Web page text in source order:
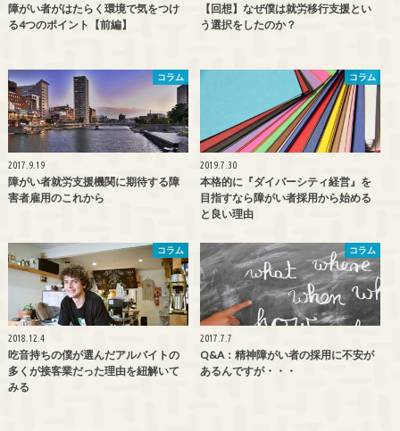
障がい者がはたらく環境で気をつけ
る4つのポイント【前編】
【回想】なぜ僕は就労移行支援とい
う選択をしたのか？
コラム
2017.9.19
障がい者就労支援機関に期待する障
害者雇用のこれから
コラム
2019.7.30
本格的に『ダイバーシティ経営』を
目指すなら障がい者採用から始める
と良い理由
コラム
2018.12.4
吃音持ちの僕が選んだアルバイトの
多くが接客業だった理由を紐解いて
みる
コラム
2017.7.7
Q&A：精神障がい者の採用に不安が
あるんですが・・・